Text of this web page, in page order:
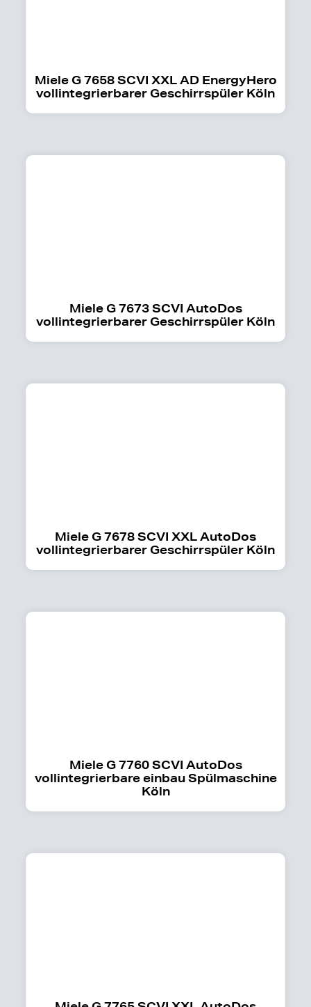
Miele G 7658 SCVI XXL AD EnergyHero
vollintegrierbarer Geschirrspüler Köln
Miele G 7673 SCVI AutoDos
vollintegrierbarer Geschirrspüler Köln
Miele G 7678 SCVI XXL AutoDos
vollintegrierbarer Geschirrspüler Köln
Miele G 7760 SCVI AutoDos
vollintegrierbare einbau Spülmaschine
Köln